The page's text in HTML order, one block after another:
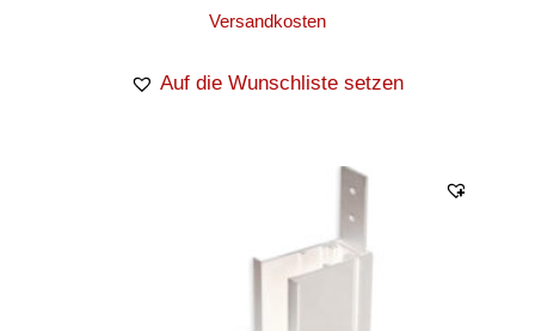
Versandkosten
Auf die Wunschliste setzen